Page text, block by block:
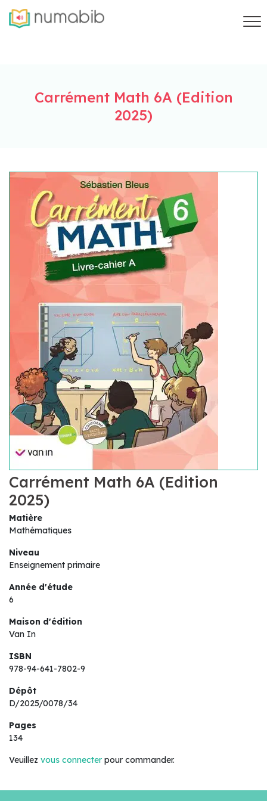
Carrément Math 6A (Edition
2025)
Carrément Math 6A (Edition
2025)
Matière
Mathématiques
Niveau
Enseignement primaire
Année d'étude
6
Maison d'édition
Van In
ISBN
978-94-641-7802-9
Dépôt
D/2025/0078/34
Pages
134
Veuillez vous connecter pour commander.